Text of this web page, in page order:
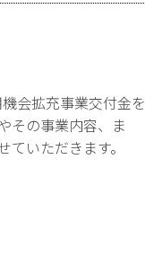
会拡充事業交付金を
その事業内容、ま
いただきます。